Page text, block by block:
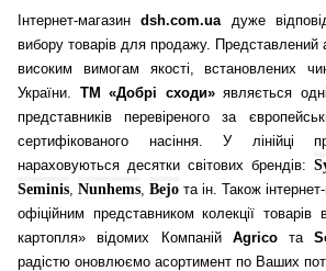
Інтернет-магазинdsh.com.ua дуже
вибору товарів для продажу. Представлений
високим вимогам якості, встановлених
України. ТМ «Добрі сходи»являється
представників перевіреного за
сертифікованого насіння. У лінійці
нараховуються десятки світових брендів:
Seminis Nunhems Bejo та ін. Також
офіційним представником колекції товарів
картопля» відомих Компаній Agricoта
радістю оновлюємо асортимент по Ваших